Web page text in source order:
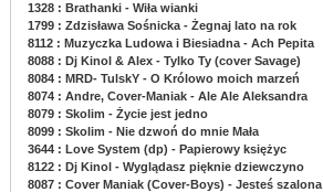
1328 : Brathanki - Wiła wianki
1799 : Zdzisława Sośnicka - Żegnaj lato na rok
8112 : Muzyczka Ludowa i Biesiadna - Ach Pepita
8088 : Dj Kinol & Alex - Tylko Ty (cover Savage)
8084 : MRD- TulskY - O Królowo moich marzeń
8074 : Andre, Cover-Maniak - Ale Ale Aleksandra
8079 : Skolim - Życie jest jedno
8099 : Skolim - Nie dzwoń do mnie Mała
3644 : Love System (dp) - Papierowy księżyc
8122 : Dj Kinol - Wyglądasz pięknie dziewczyno
8087 : Cover Maniak (Cover-Boys) - Jesteś szalona